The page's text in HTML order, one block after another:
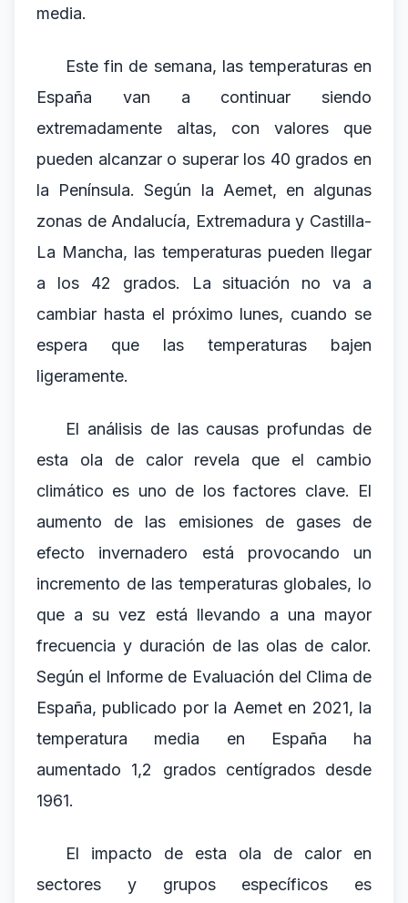
media.
Este fin de semana, las temperaturas en
España van a continuar siendo
extremadamente altas, con valores que
pueden alcanzar o superar los 40 grados en
la Península. Según la Aemet, en algunas
zonas de Andalucía, Extremadura y Castilla-
La Mancha, las temperaturas pueden llegar
a los 42 grados. La situación no va a
cambiar hasta el próximo lunes, cuando se
espera que las temperaturas bajen
ligeramente.
El análisis de las causas profundas de
esta ola de calor revela que el cambio
climático es uno de los factores clave. El
aumento de las emisiones de gases de
efecto invernadero está provocando un
incremento de las temperaturas globales, lo
que a su vez está llevando a una mayor
frecuencia y duración de las olas de calor.
Según el Informe de Evaluación del Clima de
España, publicado por la Aemet en 2021, la
temperatura media en España ha
aumentado 1,2 grados centígrados desde
1961.
El impacto de esta ola de calor en
sectores y grupos específicos es